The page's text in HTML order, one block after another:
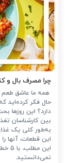
چرا مصرف بال
همه ما عاشق طعم
حال فکر کرده‌اید
دارد؟ این روزها
بین کارشناسان
به‌طور کلی یک
این قطعات، آنها
این
نمی‌دانستید.